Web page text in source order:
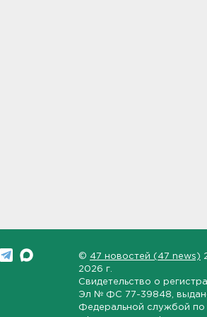
© 47 новостей (47 news)
2026 г.
Свидетельство о
Эл № ФС 77-39848 ,
Федеральной службой по